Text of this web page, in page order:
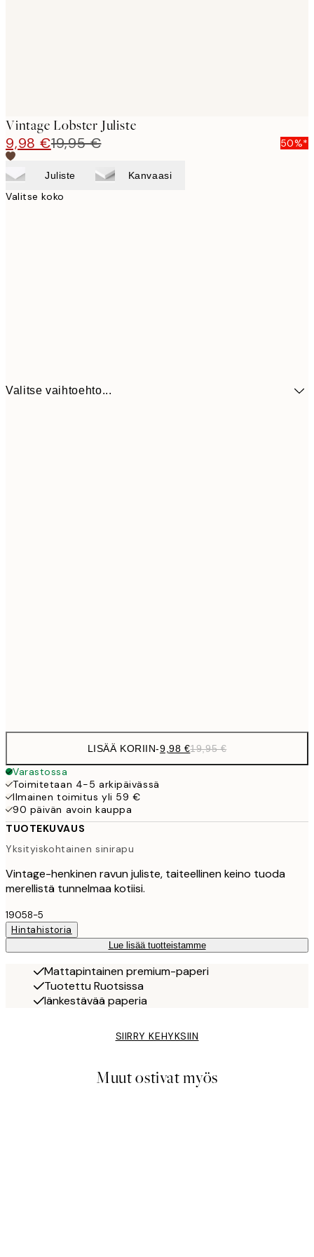
Vintage Lobster Juliste
9,98 €19,95 € 50%*
Juliste Kanvaasi
Valitse koko
Valitse vaihtoehto...
LISÄÄ KORIIN-9,98 €19,95 €
Varastossa
Toimitetaan 4-5 arkipäivässä
Ilmainen toimitus yli 59 €
90 päivän avoin kauppa
TUOTEKUVAUS
Yksityiskohtainen sinirapu
Vintage-henkinen ravun juliste, taiteellinen keino tuoda
merellistä tunnelmaa kotiisi.
19058-5
Hintahistoria
Lue lisää tuotteistamme
Mattapintainen premium-paperi
Tuotettu Ruotsissa
Iänkestävää paperia
SIIRRY KEHYKSIIN
Muut ostivat myös